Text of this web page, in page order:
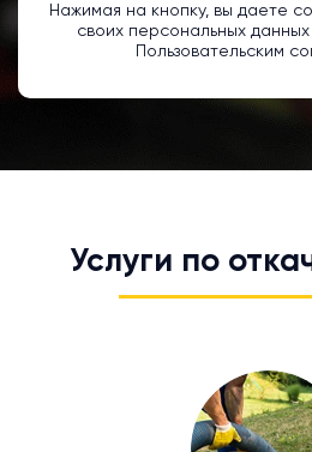
Нажимая на кнопку, вы даете
своих персональных
Пользовательским
Услуги по